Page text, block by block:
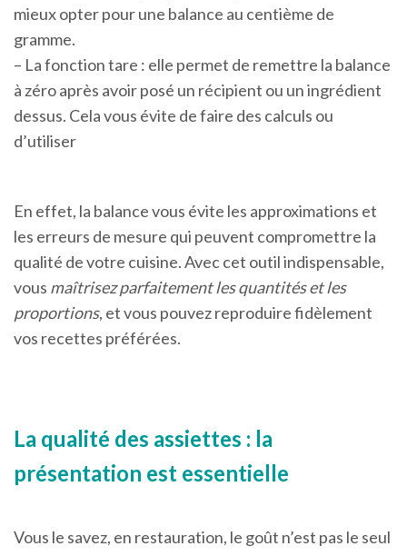
mieux opter pour une balance au centième de
gramme.
– La fonction tare : elle permet de remettre la balance
à zéro après avoir posé un récipient ou un ingrédient
dessus. Cela vous évite de faire des calculs ou
d’utiliser
En effet, la balance vous évite les approximations et
les erreurs de mesure qui peuvent compromettre la
qualité de votre cuisine. Avec cet outil indispensable,
vous maîtrisez parfaitement les quantités et les
proportions, et vous pouvez reproduire fidèlement
vos recettes préférées.
La qualité des assiettes : la
présentation est essentielle
Vous le savez, en restauration, le goût n’est pas le seul